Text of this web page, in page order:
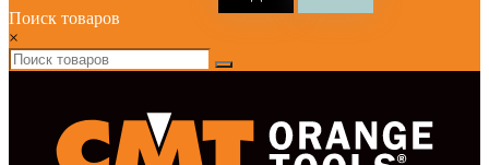
Поиск товаров
×